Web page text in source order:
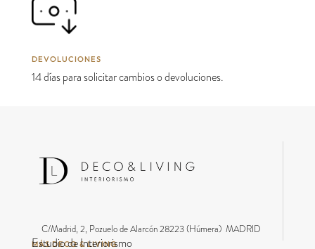
DEVOLUCIONES
14 días para solicitar cambios o devoluciones.
C/Madrid, 2, Pozuelo de Alarcón 28223 (Húmera) MADRID
MÁS DECO & LIVING
Estudio de Interiorismo